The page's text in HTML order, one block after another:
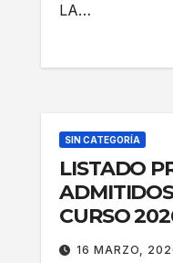
LA…
SIN CATEGORÍA
LISTADO
CURSO
16 MARZO,